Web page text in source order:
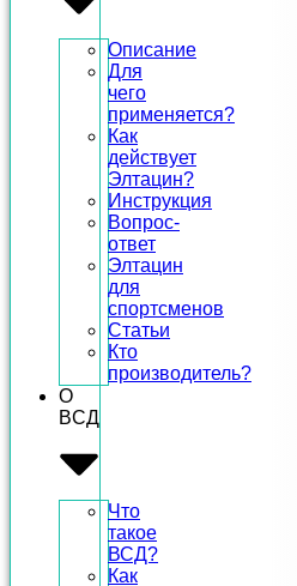
Описание
Для
чего
применяется?
Как
действует
Элтацин?
Инструкция
Вопрос-
ответ
Элтацин
для
спортсменов
Статьи
Кто
производитель?
О
ВСД
Что
такое
ВСД?
Как